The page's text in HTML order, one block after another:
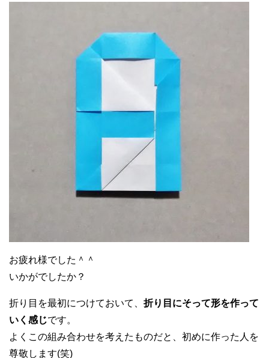
お疲れ様でした＾＾
いかがでしたか？
折り目を最初につけておいて、 折り目にそって形を作って
いく感じです。
よくこの組み合わせを考えたものだと、初めに作った人を
尊敬します(笑)